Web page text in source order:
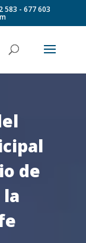
583 - 677 603
de
la